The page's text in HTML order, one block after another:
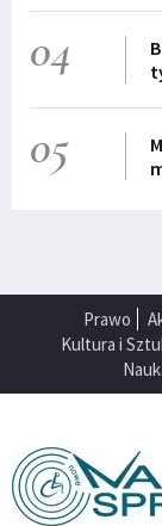
04
05
Prawo
Kultura i